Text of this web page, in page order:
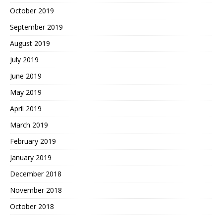
October 2019
September 2019
August 2019
July 2019
June 2019
May 2019
April 2019
March 2019
February 2019
January 2019
December 2018
November 2018
October 2018